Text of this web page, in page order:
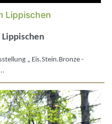
Lippischen
„ Eis.Stein.Bronze -